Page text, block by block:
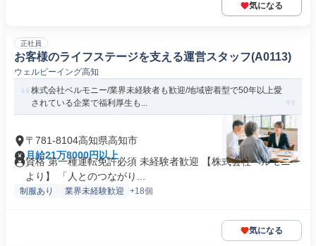
気になる
正社員
お客様のライフステージを支える運営スタッフ(A0113)
ウェルビーイング高知
株式会社ベルモニー/業界未経験者も歓迎/地域密着型で50年以上愛
されている企業で福利厚生も...
〒781-8104高知県高知市
月給21万8000円以上
資格 第一種運転免許必須 未経験者歓迎 【株式会社ベルモニー
より】 「人とのつながり...
制服あり 業界未経験歓迎 +18個
気になる